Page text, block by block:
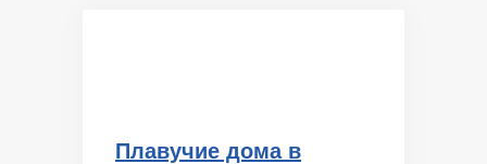
Плавучие дома в